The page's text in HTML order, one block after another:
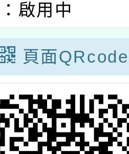
啟用中
頁面QRcode